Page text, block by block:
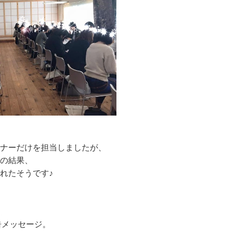
ーだけを担当しましたが、
結果、
たそうです♪
ッセージ。